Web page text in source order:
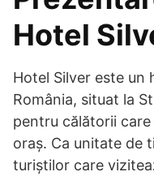
Hotel
Hotel Silver este un
România, situat la
pentru călătorii
oraș. Ca unitate de
turiștilor care